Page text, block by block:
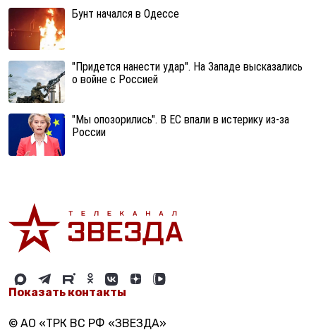
Бунт начался в Одессе
"Придется нанести удар". На Западе высказались
о войне с Россией
"Мы опозорились". В ЕС впали в истерику из-за
России
Показать контакты
© АО «ТРК ВС РФ «ЗВЕЗДА»